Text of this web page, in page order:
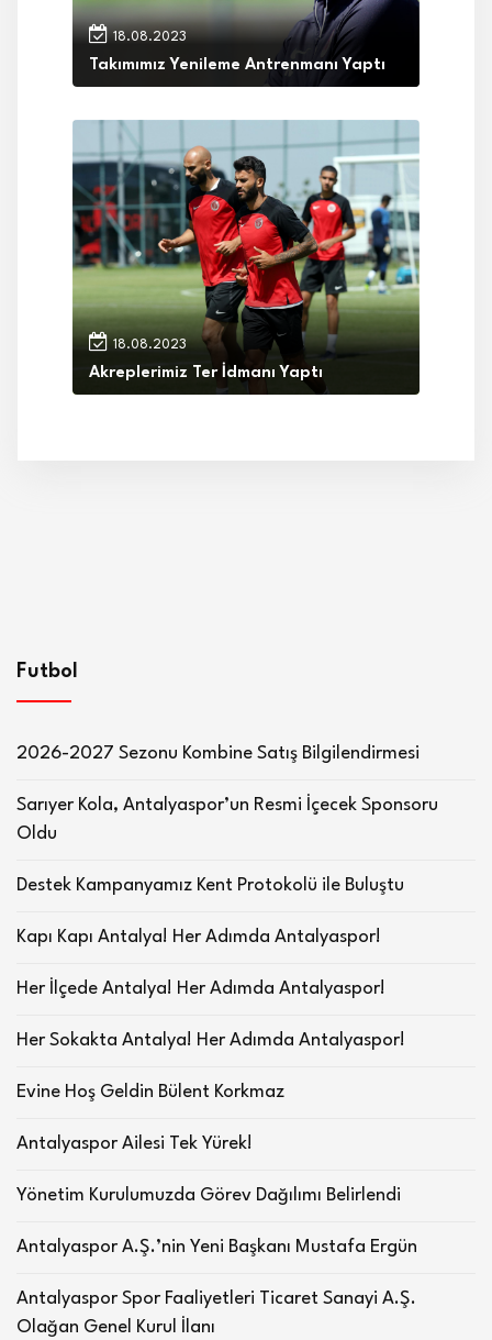
18.08.2023
Takımımız Yenileme Antrenmanı Yaptı
18.08.2023
Akreplerimiz Ter İdmanı Yaptı
Futbol
2026-2027 Sezonu Kombine Satış Bilgilendirmesi
Sarıyer Kola, Antalyaspor’un Resmi İçecek Sponsoru
Oldu
Destek Kampanyamız Kent Protokolü ile Buluştu
Kapı Kapı Antalya! Her Adımda Antalyaspor!
Her İlçede Antalya! Her Adımda Antalyaspor!
Her Sokakta Antalya! Her Adımda Antalyaspor!
Evine Hoş Geldin Bülent Korkmaz
Antalyaspor Ailesi Tek Yürek!
Yönetim Kurulumuzda Görev Dağılımı Belirlendi
Antalyaspor A.Ş.’nin Yeni Başkanı Mustafa Ergün
Antalyaspor Spor Faaliyetleri Ticaret Sanayi A.Ş.
Olağan Genel Kurul İlanı